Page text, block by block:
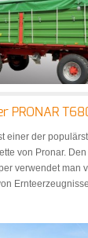
PRONAR
einer der
von Pronar.
verwendet man